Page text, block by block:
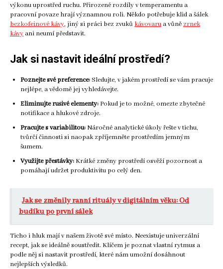
výkonu uprostřed ruchu. Přirozené rozdíly v temperamentu a
pracovní povaze hrají významnou roli. Někdo potřebuje klid a šálek
bezkofeinové kávy, jiný si práci bez zvuků kávovarua vůně zrnek
kávyani neumí představit.
Jak si nastavit ideální prostředí?
Poznejte své preference:Sledujte, v jakém prostředí se vám pracuje
nejlépe, a vědomě jej vyhledávejte.
Eliminujte rušivé elementy:Pokud je to možné, omezte zbytečné
notifikace a hlukové zdroje.
Pracujte s variabilitou:Náročné analytické úkoly řešte v tichu,
tvůrčí činnosti si naopak zpříjemněte prostředím jemným
šumem.
Využijte přestávky:Krátké změny prostředí osvěží pozornost a
pomáhají udržet produktivitu po celý den.
Jak se změnily ranní rituály v digitálním věku: Od
budíku po první šálek
Ticho i hluk mají v našem životě své místo. Neexistuje univerzální
recept, jak se ideálně soustředit. Klíčem je poznat vlastní rytmus a
podle něj si nastavit prostředí, které nám umožní dosáhnout
nejlepších výsledků.